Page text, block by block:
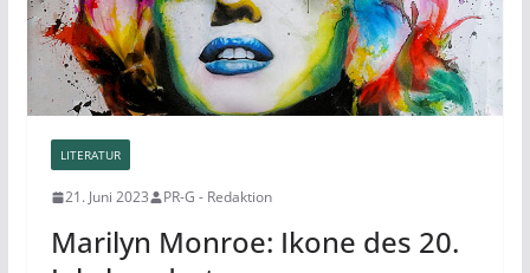
LITERATUR
21. Juni 2023 PR-G - Redaktion
Marilyn Monroe: Ikone des 20.